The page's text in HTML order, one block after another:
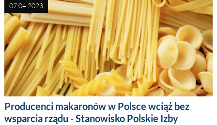
07.04.2023
Producenci makaronów w Polsce wciąż bez
wsparcia rządu - Stanowisko Polskie Izby